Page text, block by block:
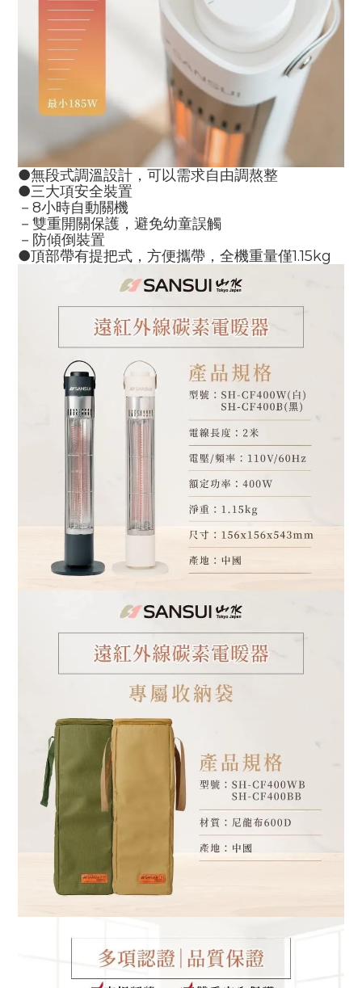
●無段式調溫設計，可以需求自由調熬整
●三大項安全裝置
－8小時自動關機
－雙重開關保護，避免幼童誤觸
－防傾倒裝置
●頂部帶有提把式，方便攜帶，全機重量僅1.15kg